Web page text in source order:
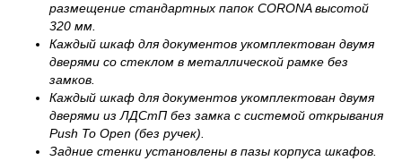
размещение стандартных папок CORONA высотой
320 мм.
Каждый шкаф для документов укомплектован двумя
дверями со стеклом в металлической рамке без
замков.
Каждый шкаф для документов укомплектован двумя
дверями из ЛДСтП без замка с системой открывания
Push To Open (без ручек).
Задние стенки установлены в пазы корпуса шкафов.